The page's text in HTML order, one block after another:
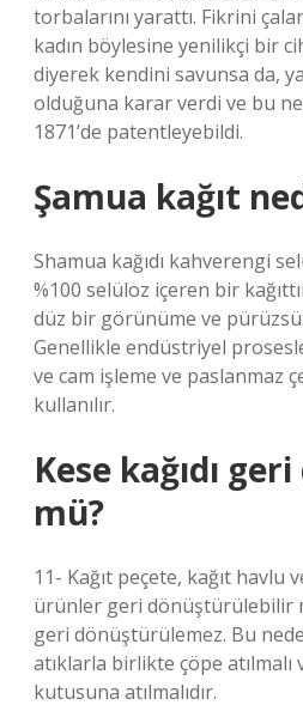
torbalarını yarattı. Fikrini
kadın böylesine yenilikçi bir
diyerek kendini savunsa da,
olduğuna karar verdi ve bu
1871’de patentleyebildi.
Şamua kağıt
Shamua kağıdı kahverengi
%100 selüloz içeren bir
düz bir görünüme ve
Genellikle endüstriyel
ve cam işleme ve paslanmaz
kullanılır.
Kese kağıdı
mü?
11- Kağıt peçete, kağıt havlu
ürünler geri dönüştürülebilir
geri dönüştürülemez. Bu
atıklarla birlikte çöpe atılmalı
kutusuna atılmalıdır.